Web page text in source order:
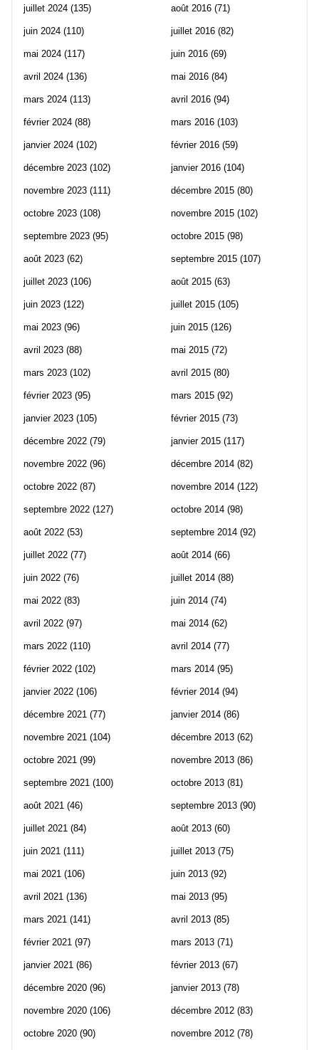
juillet 2024 (135)
juin 2024 (110)
mai 2024 (117)
avril 2024 (136)
mars 2024 (113)
février 2024 (88)
janvier 2024 (102)
décembre 2023 (102)
novembre 2023 (111)
octobre 2023 (108)
septembre 2023 (95)
août 2023 (62)
juillet 2023 (106)
juin 2023 (122)
mai 2023 (96)
avril 2023 (88)
mars 2023 (102)
février 2023 (95)
janvier 2023 (105)
décembre 2022 (79)
novembre 2022 (96)
octobre 2022 (87)
septembre 2022 (127)
août 2022 (53)
juillet 2022 (77)
juin 2022 (76)
mai 2022 (83)
avril 2022 (97)
mars 2022 (110)
février 2022 (102)
janvier 2022 (106)
décembre 2021 (77)
novembre 2021 (104)
octobre 2021 (99)
septembre 2021 (100)
août 2021 (46)
juillet 2021 (84)
juin 2021 (111)
mai 2021 (106)
avril 2021 (136)
mars 2021 (141)
février 2021 (97)
janvier 2021 (86)
décembre 2020 (96)
novembre 2020 (106)
octobre 2020 (90)
août 2016 (71)
juillet 2016 (82)
juin 2016 (69)
mai 2016 (84)
avril 2016 (94)
mars 2016 (103)
février 2016 (59)
janvier 2016 (104)
décembre 2015 (80)
novembre 2015 (102)
octobre 2015 (98)
septembre 2015 (107)
août 2015 (63)
juillet 2015 (105)
juin 2015 (126)
mai 2015 (72)
avril 2015 (80)
mars 2015 (92)
février 2015 (73)
janvier 2015 (117)
décembre 2014 (82)
novembre 2014 (122)
octobre 2014 (98)
septembre 2014 (92)
août 2014 (66)
juillet 2014 (88)
juin 2014 (74)
mai 2014 (62)
avril 2014 (77)
mars 2014 (95)
février 2014 (94)
janvier 2014 (86)
décembre 2013 (62)
novembre 2013 (86)
octobre 2013 (81)
septembre 2013 (90)
août 2013 (60)
juillet 2013 (75)
juin 2013 (92)
mai 2013 (95)
avril 2013 (85)
mars 2013 (71)
février 2013 (67)
janvier 2013 (78)
décembre 2012 (83)
novembre 2012 (78)